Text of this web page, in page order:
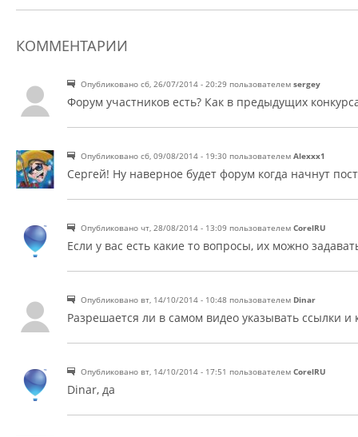
КОММЕНТАРИИ
Постоянная ссылка (Permalink)
Опубликовано сб, 26/07/2014 - 20:29 пользователем sergey
Форум участников есть? Как в предыдущих
Постоянная ссылка (Permalink)
Опубликовано сб, 09/08/2014 - 19:30 пользователем Alexxx1
Сергей! Ну наверное будет форум когда начнут
Постоянная ссылка (Permalink)
Опубликовано чт, 28/08/2014 - 13:09 пользователем CorelRU
Если у вас есть какие то вопросы, их можно
Постоянная ссылка (Permalink)
Опубликовано вт, 14/10/2014 - 10:48 пользователем Dinar
Разрешается ли в самом видео указывать ссылки и
Постоянная ссылка (Permalink)
Опубликовано вт, 14/10/2014 - 17:51 пользователем CorelRU
Dinar, да